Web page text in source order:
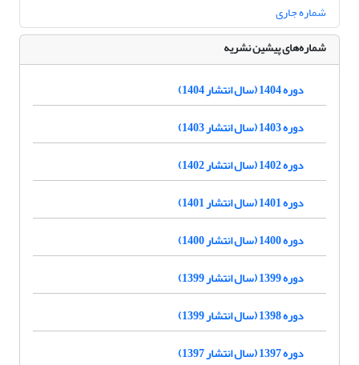
شماره جاری
شماره‌های پیشین نشریه
دوره 1404 (سال انتشار 1404)
دوره 1403 (سال انتشار 1403)
دوره 1402 (سال انتشار 1402)
دوره 1401 (سال انتشار 1401)
دوره 1400 (سال انتشار 1400)
دوره 1399 (سال انتشار 1399)
دوره 1398 (سال انتشار 1399)
دوره 1397 (سال انتشار 1397)